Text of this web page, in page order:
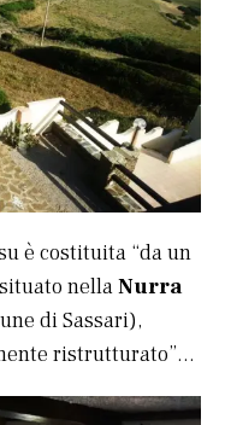
è costituita “da un
nellaNurra
di Sassari),
ristrutturato”…